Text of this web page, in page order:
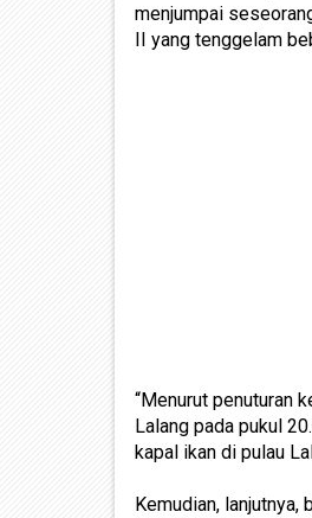
menjumpai
II yang tenggelam
“Menurut penuturan
Lalang pada pukul
kapal ikan di pulau
Kemudian,